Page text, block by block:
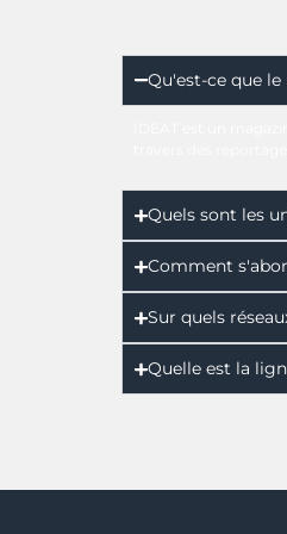
Qu'est-ce que le
Quels sont les
Comment
Sur quels
Quelle est la